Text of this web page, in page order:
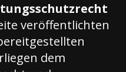
veröffentlichten
dem